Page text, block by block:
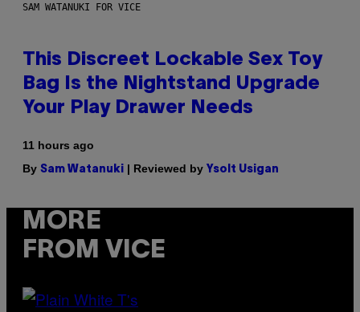
SAM WATANUKI FOR VICE
This Discreet Lockable Sex Toy
Bag Is the Nightstand Upgrade
Your Play Drawer Needs
11 hours ago
By Sam Watanuki | Reviewed by Ysolt Usigan
MORE
FROM VICE